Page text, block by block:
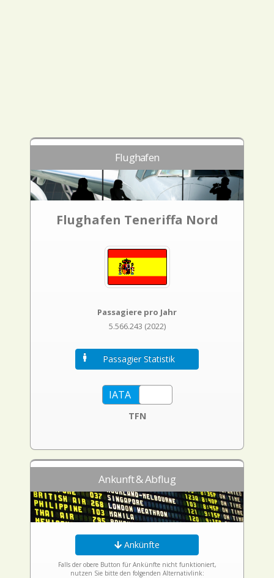
Flughafen
Flughafen Teneriffa Nord
Passagiere pro Jahr
5.566.243 (2022)
Passagier Statistik
TFN
Ankunft & Abflug
Ankünfte
Falls der obere Button für Ankünfte nicht funktioniert,
nutzen Sie bitte den folgenden Alternativlink: